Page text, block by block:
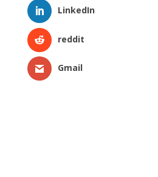
LinkedIn
reddit
Gmail